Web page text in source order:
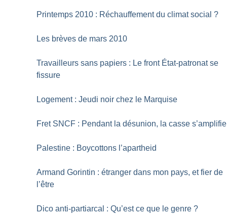
Printemps 2010 : Réchauffement du climat social ?
Les brèves de mars 2010
Travailleurs sans papiers : Le front État-patronat se
fissure
Logement : Jeudi noir chez le Marquise
Fret SNCF : Pendant la désunion, la casse s’amplifie
Palestine : Boycottons l’apartheid
Armand Gorintin : étranger dans mon pays, et fier de
l’être
Dico anti-partiarcal : Qu’est ce que le genre ?